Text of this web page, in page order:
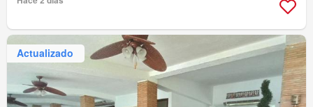
Actualizado